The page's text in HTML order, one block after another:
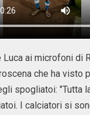
ai microfoni di
che ha visto
spogliatoi: "Tutta
I calciatori si